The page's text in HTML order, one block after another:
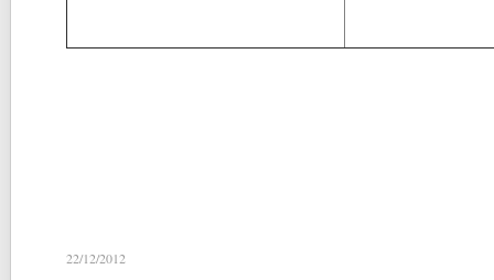
22/12/2012